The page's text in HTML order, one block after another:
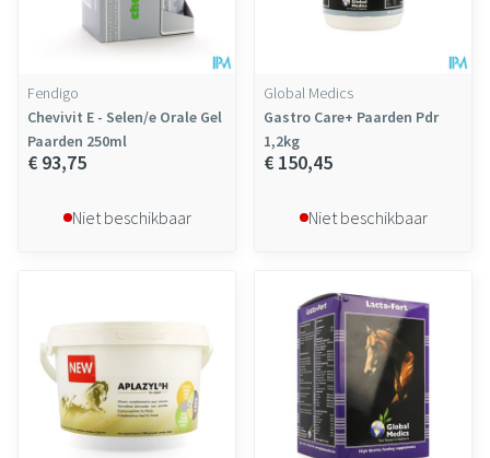
Fendigo
Chevivit E - Selen/e Orale Gel
Paarden 250ml
€ 93,75
Niet beschikbaar
Global Medics
Gastro Care+ Paarden Pdr
1,2kg
€ 150,45
Niet beschikbaar